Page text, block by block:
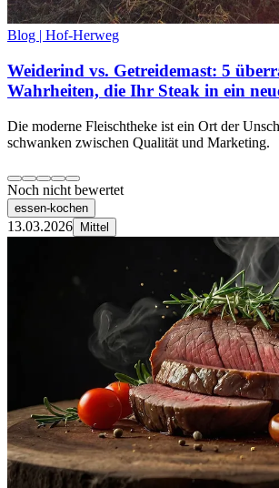
Blog | Hof-Herweg
Weiderind vs. Getreidemast: 5
Wahrheiten, die Ihr Steak in ein
Die moderne Fleischtheke ist ein Ort der
schwanken zwischen Qualität und Marketing.
Noch nicht bewertet
essen-kochen
13.03.2026 Mittel